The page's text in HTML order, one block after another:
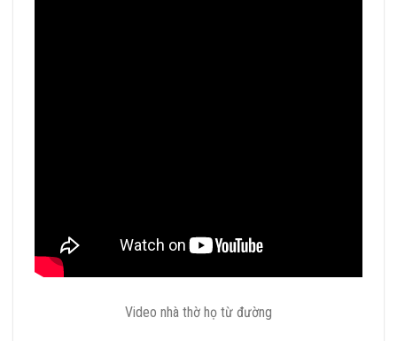
Video nhà thờ họ từ đường